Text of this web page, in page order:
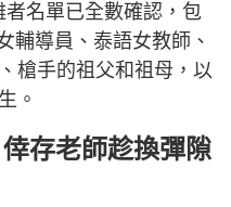
名單已全數確認，包
輔導員、泰語女教師、
槍手的祖父和祖母，以
。
存老師趁換彈隙